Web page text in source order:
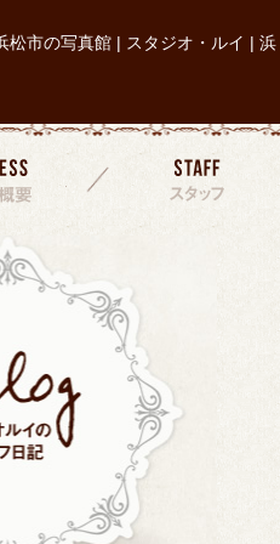
市の写真館 | スタジオ・ルイ | 浜
会社概要